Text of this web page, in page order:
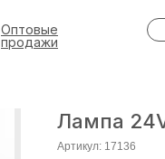
Оптовые
продажи
Лампа
Артикул: 17136